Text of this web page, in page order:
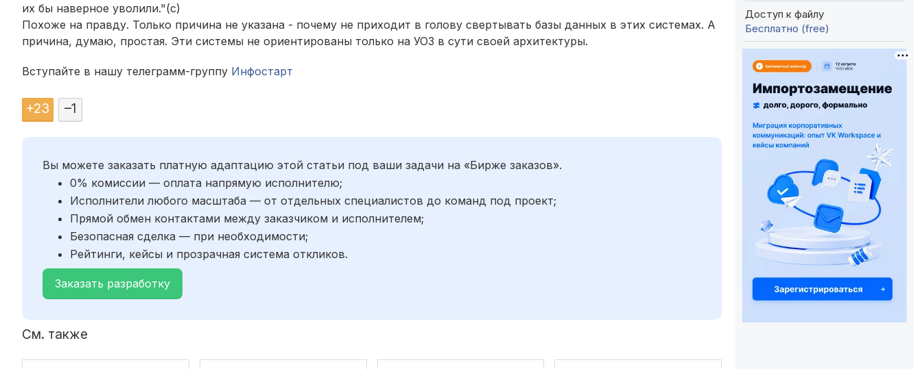
их бы наверное уволили."(с)
Похоже на правду. Только причина не указана - почему не приходит в голову свертывать базы данных в этих системах. А
причина, думаю, простая. Эти системы не ориентированы только на УОЗ в сути своей архитектуры.
Вступайте в нашу телеграмм-группу Инфостарт
+23 –1
Вы можете заказать платную адаптацию этой статьи под ваши задачи на «Бирже заказов».
0% комиссии — оплата напрямую исполнителю;
Исполнители любого масштаба — от отдельных специалистов до команд под проект;
Прямой обмен контактами между заказчиком и исполнителем;
Безопасная сделка — при необходимости;
Рейтинги, кейсы и прозрачная система откликов.
Заказать разработку
См. также
Доступ к файлу
Бесплатно (free)